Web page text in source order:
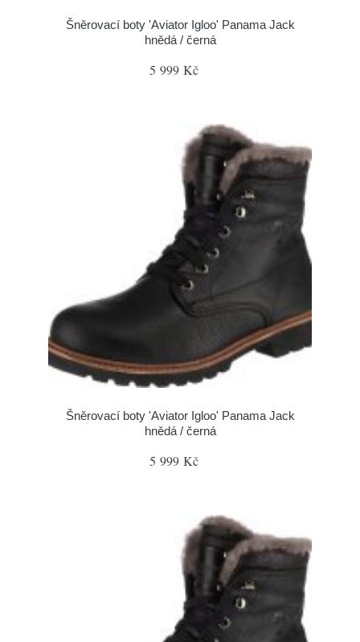
Šněrovací boty 'Aviator Igloo' Panama Jack
hnědá / černá
5 999 Kč
Šněrovací boty 'Aviator Igloo' Panama Jack
hnědá / černá
5 999 Kč